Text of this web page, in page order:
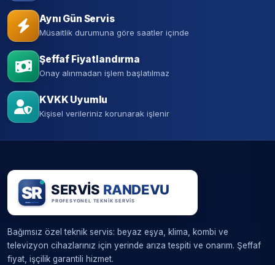
Aynı Gün Servis
Müsaitlik durumuna göre saatler içinde
Şeffaf Fiyatlandırma
Onay alınmadan işlem başlatılmaz
KVKK Uyumlu
Kişisel verileriniz korunarak işlenir
Bağımsız özel teknik servis: beyaz eşya, klima, kombi ve
televizyon cihazlarınız için yerinde arıza tespiti ve onarım. Şeffaf
fiyat, işçilik garantili hizmet.